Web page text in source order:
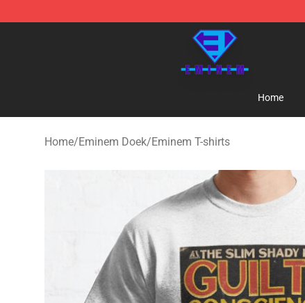
Eminem Store - Official Eminem Merchandise Shop
Home
Home/Eminem Doek/Eminem T-shirts